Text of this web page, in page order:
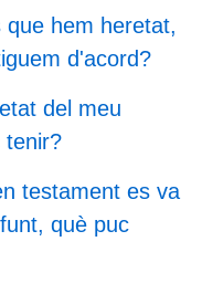
que hem heretat,
d'acord?
del meu
tenir?
testament es va
què puc